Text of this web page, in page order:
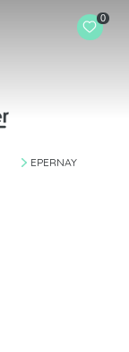
0
EPERNAY